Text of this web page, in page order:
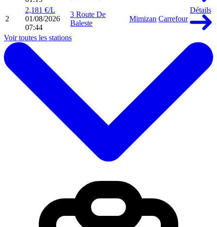
2
2,181 €/L
01/08/2026
07:44
3 Route De
Baleste
Mimizan Carrefour
Détails
Voir toutes les stations